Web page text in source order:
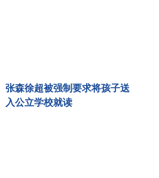
张森徐超被强制要求将孩子送
入公立学校就读